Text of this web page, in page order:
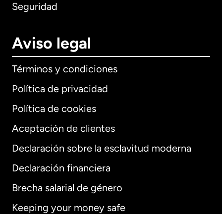
Seguridad
Aviso legal
Términos y condiciones
Política de privacidad
Política de cookies
Aceptación de clientes
Declaración sobre la esclavitud moderna
Declaración financiera
Brecha salarial de género
Keeping your money safe
Internacional English
Alemania